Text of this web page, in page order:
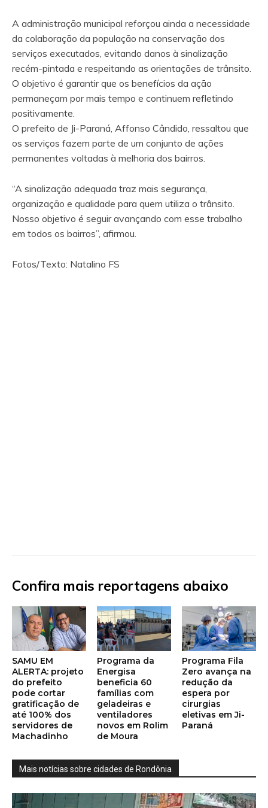
A administração municipal reforçou ainda a necessidade
da colaboração da população na conservação dos
serviços executados, evitando danos à sinalização
recém-pintada e respeitando as orientações de trânsito.
O objetivo é garantir que os benefícios da ação
permaneçam por mais tempo e continuem refletindo
positivamente.
O prefeito de Ji-Paraná, Affonso Cândido, ressaltou que
os serviços fazem parte de um conjunto de ações
permanentes voltadas à melhoria dos bairros.
“A sinalização adequada traz mais segurança,
organização e qualidade para quem utiliza o trânsito.
Nosso objetivo é seguir avançando com esse trabalho
em todos os bairros”, afirmou.
Fotos/Texto: Natalino FS
Confira mais reportagens abaixo
SAMU EM
ALERTA: projeto
do prefeito
pode cortar
gratificação de
até 100% dos
servidores de
Machadinho
Programa da
Energisa
beneficia 60
famílias com
geladeiras e
ventiladores
novos em Rolim
de Moura
Programa Fila
Zero avança na
redução da
espera por
cirurgias
eletivas em Ji-
Paraná
Mais notícias sobre cidades de Rondônia